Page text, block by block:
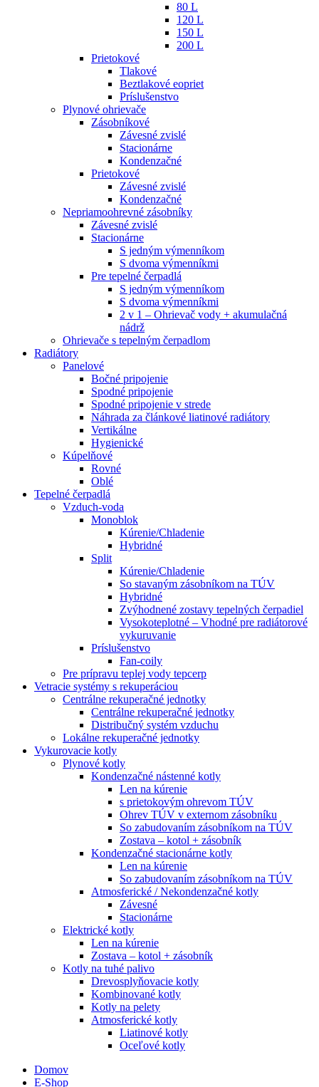
80 L
120 L
150 L
200 L
Prietokové
Tlakové
Beztlakové eopriet
Príslušenstvo
Plynové ohrievače
Zásobníkové
Závesné zvislé
Stacionárne
Kondenzačné
Prietokové
Závesné zvislé
Kondenzačné
Nepriamoohrevné zásobníky
Závesné zvislé
Stacionárne
S jedným výmenníkom
S dvoma výmenníkmi
Pre tepelné čerpadlá
S jedným výmenníkom
S dvoma výmenníkmi
2 v 1 – Ohrievač vody + akumulačná
nádrž
Ohrievače s tepelným čerpadlom
Radiátory
Panelové
Bočné pripojenie
Spodné pripojenie
Spodné pripojenie v strede
Náhrada za článkové liatinové radiátory
Vertikálne
Hygienické
Kúpelňové
Rovné
Oblé
Tepelné čerpadlá
Vzduch-voda
Monoblok
Kúrenie/Chladenie
Hybridné
Split
Kúrenie/Chladenie
So stavaným zásobníkom na TÚV
Hybridné
Zvýhodnené zostavy tepelných čerpadiel
Vysokoteplotné – Vhodné pre radiátorové
vykuruvanie
Príslušenstvo
Fan-coily
Pre prípravu teplej vody tepcerp
Vetracie systémy s rekuperáciou
Centrálne rekuperačné jednotky
Centrálne rekuperačné jednotky
Distribučný systém vzduchu
Lokálne rekuperačné jednotky
Vykurovacie kotly
Plynové kotly
Kondenzačné nástenné kotly
Len na kúrenie
s prietokovým ohrevom TÚV
Ohrev TÚV v externom zásobníku
So zabudovaním zásobníkom na TÚV
Zostava – kotol + zásobník
Kondenzačné stacionárne kotly
Len na kúrenie
So zabudovaním zásobníkom na TÚV
Atmosferické / Nekondenzačné kotly
Závesné
Stacionárne
Elektrické kotly
Len na kúrenie
Zostava – kotol + zásobník
Kotly na tuhé palivo
Drevosplyňovacie kotly
Kombinované kotly
Kotly na pelety
Atmosferické kotly
Liatinové kotly
Oceľové kotly
Domov
E-Shop